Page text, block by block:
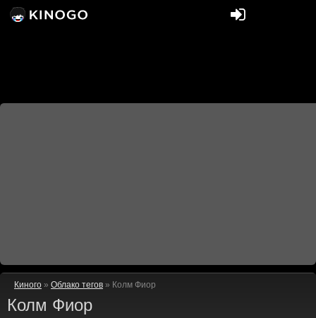
Киного » Облако тегов » Колм Фиор
Колм Фиор